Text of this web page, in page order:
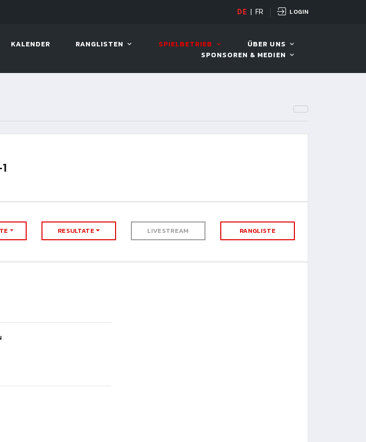
LIVE! VIVA OPEN
DE FR LOGIN
KALENDER RANGLISTEN SPIELBETRIEB
ÜBER UNS
SPONSOREN & MEDIEN
RESULTATE LIVESTREAM RANGLISTE